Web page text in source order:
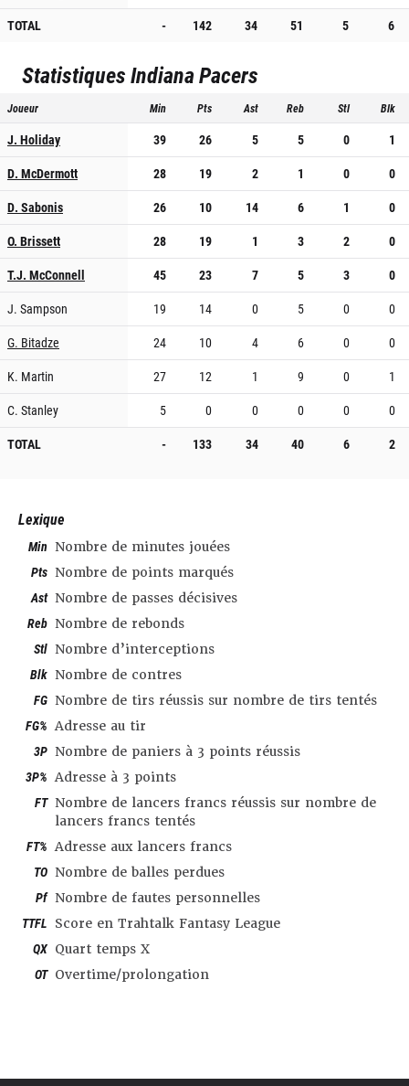
TOTAL
- 142 34 51 5 6
StatistiquesIndiana Pacers
Joueur Min Pts Ast Reb Stl Blk
J. Holiday 39 26 5 5 0
1
D. McDermott
28 19 2 1 0
0
D. Sabonis
26 10 14 6 1
0
O. Brissett
28 19 1 3 2
0
T.J. McConnell
45 23 7 5 3
0
J. Sampson
19 14 0 5 0
0
G. Bitadze
24 10 4 6 0
0
K. Martin
27 12 1 9 0
1
C. Stanley
5 0 0 0 0
0
TOTAL
- 133 34 40 6 2
Lexique
Min Nombre de minutes jouées
Pts Nombre de points marqués
Ast Nombre de passes décisives
Reb Nombre de rebonds
Stl Nombre d’interceptions
Blk Nombre de contres
FG Nombre de tirs réussis sur nombre de tirs tentés
FG% Adresse au tir
3P Nombre de paniers à 3 points réussis
3P% Adresse à 3 points
FT Nombre de lancers francs réussis sur nombre de
lancers francs tentés
FT% Adresse aux lancers francs
TO Nombre de balles perdues
Pf Nombre de fautes personnelles
TTFL Score en Trahtalk Fantasy League
QX Quart temps X
OT Overtime/prolongation